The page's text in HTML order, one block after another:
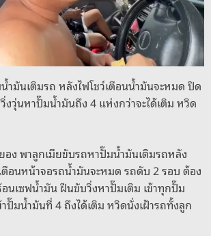
erk
มันเติมรถ หลังไฟโชว์เตือนน้ำมันจะหมด ปิด
งวุ่นหาปั๊มน้ำมันถึง 4 แห่งกว่าจะได้เติม หวิด
ง พาลูกเมียขับรถหาปั๊มน้ำมันเติมรถหลัง
อนหน้าจอรถน้ำมันจะหมด รถดับ 2 รอบ ต้อง
นเซฟน้ำมัน ฝืนขับวิ่งหาปั๊มเติม เข้าทุกปั๊ม
ปั๊มน้ำมันที่ 4 ถึงได้เติม หวิดนั่งเฝ้ารถทั้งลูก